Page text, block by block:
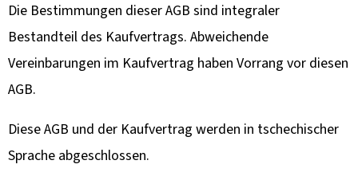
Die Bestimmungen dieser AGB sind integraler
Bestandteil des Kaufvertrags. Abweichende
Vereinbarungen im Kaufvertrag haben Vorrang vor diesen
AGB.
Diese AGB und der Kaufvertrag werden in tschechischer
Sprache abgeschlossen.
SCHILD
BERGMOTIV
70
€